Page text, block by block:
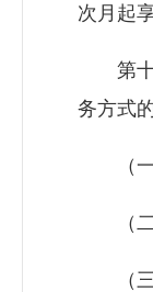
次月起
第十
务方式
（一
（二
（三